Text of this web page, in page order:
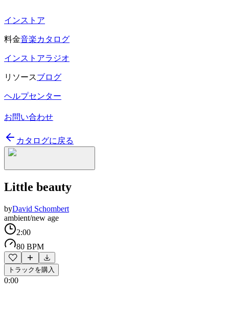
インストア
料金音楽カタログ
インストアラジオ
リソースブログ
ヘルプセンター
お問い合わせ
カタログに戻る
Little beauty
byDavid Schombert
ambient/new age
2:00
80 BPM
トラックを購入
0:00